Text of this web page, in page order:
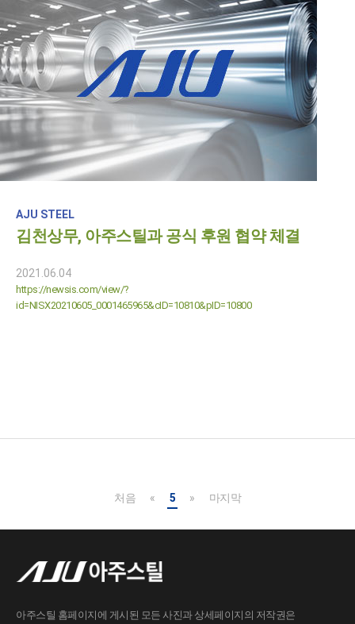
AJU STEEL
김천상무, 아주스틸과 공식 후원 협약 체결
2021.06.04
https://newsis.com/view/?
id=NISX20210605_0001465965&cID=10810&pID=10800
처음 « 5 » 마지막
아주스틸 홈페이지에 게시된 모든 사진과 상세페이지의 저작권은